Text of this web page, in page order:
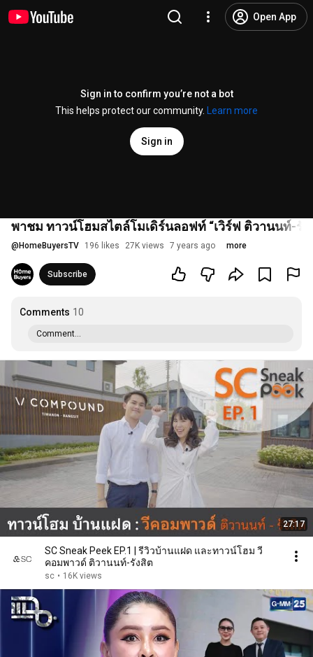
Open App
Sign in to confirm you’re not a bot
This helps protect our community.
Learn more
Sign in
พาชม ทาวน์โฮมสไตล์โมเดิร์นลอฟท์ “เวิร์ฟ ติวานนท์-รัง
@ HomeBuyersTV 196 likes 27K views 7 years ago more
Subscribe
Comments 10
Comment...
27:17
SC Sneak Peek EP.1 | รีวิวบ้านแฝด และทาวน์โฮม วี
คอมพาวด์ ติวานนท์-รังสิต
sc • 16K views